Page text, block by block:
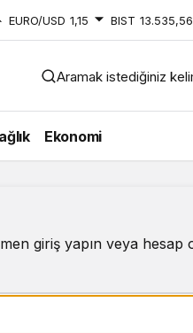
EURO/USD 1,15 BIST 13.535,56
Aramak istediğiniz
Ekonomi
giriş yapın veya